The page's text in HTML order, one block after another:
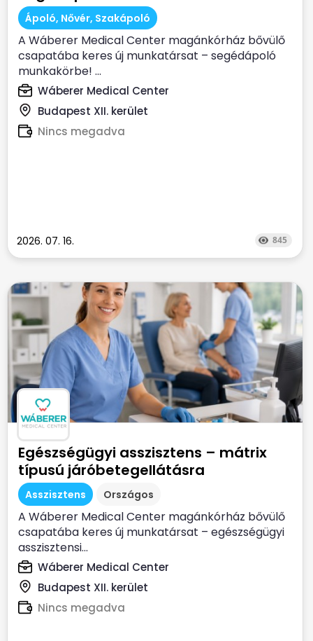
Ápoló, Nővér, Szakápoló
A Wáberer Medical Center magánkórház bővülő
csapatába keres új munkatársat – segédápoló
munkakörbe! ...
Wáberer Medical Center
Budapest XII. kerület
Nincs megadva
2026. 07. 16. 845
Egészségügyi asszisztens – mátrix
típusú járóbetegellátásra
Asszisztens Országos
A Wáberer Medical Center magánkórház bővülő
csapatába keres új munkatársat – egészségügyi
asszisztensi...
Wáberer Medical Center
Budapest XII. kerület
Nincs megadva